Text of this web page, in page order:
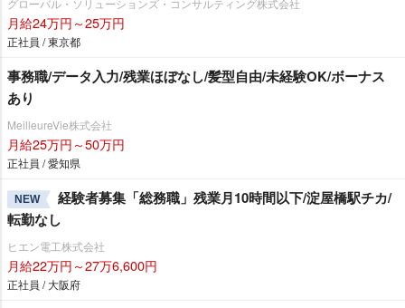
グローバル・ソリューションズ・コンサルティング株式会社
月給24万円～25万円
正社員 / 東京都
事務職/データ入力/残業ほぼなし/髪型自由/未経験OK/ボーナス
あり
MeilleureVie株式会社
月給25万円～50万円
正社員 / 愛知県
NEW
経験者募集「総務職」残業月10時間以下/淀屋橋駅チカ/
転勤なし
ヒエン電工株式会社
月給22万円～27万6,600円
正社員 / 大阪府